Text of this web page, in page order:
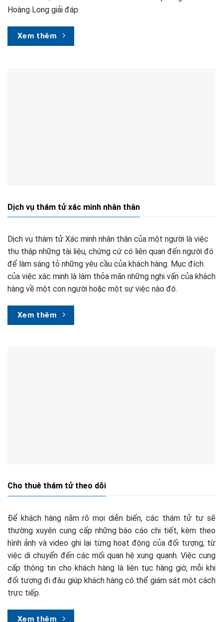
Hoàng Long giải đáp.
Xem thêm
Dịch vụ thám tử xác minh nhân thân
Dịch vụ thám tử Xác minh nhân thân của một người là việc
thu thập những tài liệu, chứng cứ có liên quan đến người đó
để làm sáng tỏ những yêu cầu của khách hàng. Mục đích
của việc xác minh là làm thỏa mãn những nghi vấn của khách
hàng về một con người hoặc một sự việc nào đó.
Xem thêm
Cho thuê thám tử theo dõi
Để khách hàng nắm rõ mọi diễn biến, các thám tử tư sẽ
thường xuyên cung cấp những báo cáo chi tiết, kèm theo
hình ảnh và video ghi lại từng hoạt động của đối tượng, từ
việc di chuyển đến các mối quan hệ xung quanh. Việc cung
cấp thông tin cho khách hàng là liên tục hàng giờ, mỗi khi
đối tượng đi đâu giúp khách hàng có thể giám sát một cách
trực tiếp.
Xem thêm